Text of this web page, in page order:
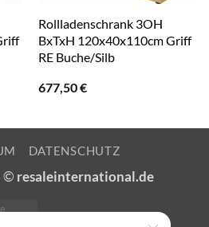
Rollladenschrank 3OH
BxTxH 120x40x110cm Griff
RE Buche/Silb
677,50€
DATENSCHUTZ
© resaleinternational.de